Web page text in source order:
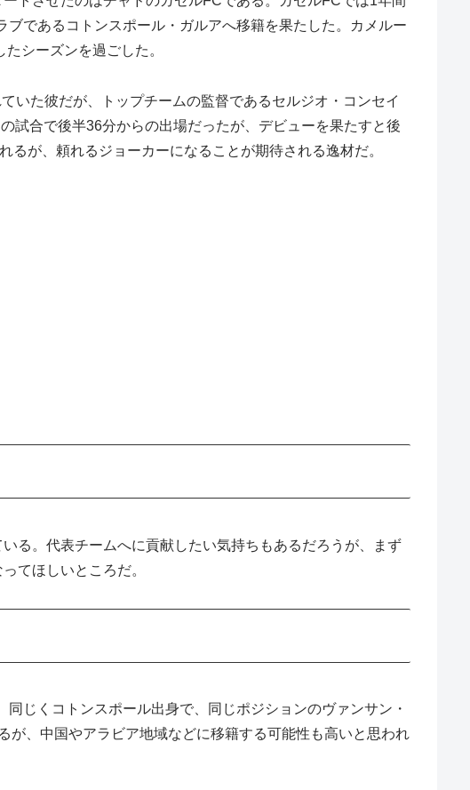
であるコトンスポール・ガルアへ移籍を果たした。カメルー
シーズンを過ごした。
いた彼だが、トップチームの監督であるセルジオ・コンセイ
試合で後半36分からの出場だったが、デビューを果たすと後
が、頼れるジョーカーになることが期待される逸材だ。
る。代表チームへに貢献したい気持ちもあるだろうが、まず
てほしいところだ。
じくコトンスポール出身で、同じポジションのヴァンサン・
、中国やアラビア地域などに移籍する可能性も高いと思われ